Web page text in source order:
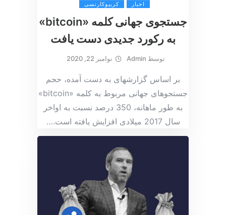
اخبار کریپوکارنسی
جستجوی جهانی کلمه «bitcoin»
به رکورد جدیدی دست یافت
توسط Admin نوامبر 22, 2020
بر اساس گزارش‎های به دست‌ آمده، حجم
جستجوهای جهانی مربوط به کلمه «bitcoin»
به طور ماهانه، 350 درصد نسبت به اواخر
سال 2017 میلادی افزایش یافته است.
…